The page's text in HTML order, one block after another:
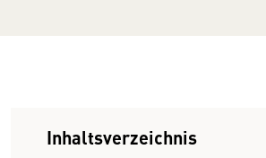
Inhaltsverzeichnis